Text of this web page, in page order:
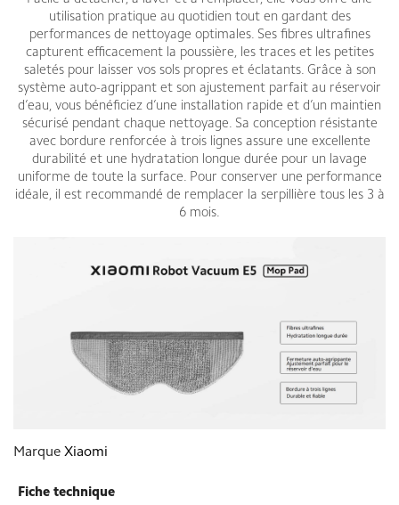
utilisation pratique au quotidien tout en gardant des
performances de nettoyage optimales. Ses fibres ultrafines
capturent efficacement la poussière, les traces et les petites
saletés pour laisser vos sols propres et éclatants. Grâce à son
système auto-agrippant et son ajustement parfait au réservoir
d’eau, vous bénéficiez d’une installation rapide et d’un maintien
sécurisé pendant chaque nettoyage. Sa conception résistante
avec bordure renforcée à trois lignes assure une excellente
durabilité et une hydratation longue durée pour un lavage
uniforme de toute la surface. Pour conserver une performance
idéale, il est recommandé de remplacer la serpillière tous les 3 à
6 mois.
Marque Xiaomi
Fiche technique